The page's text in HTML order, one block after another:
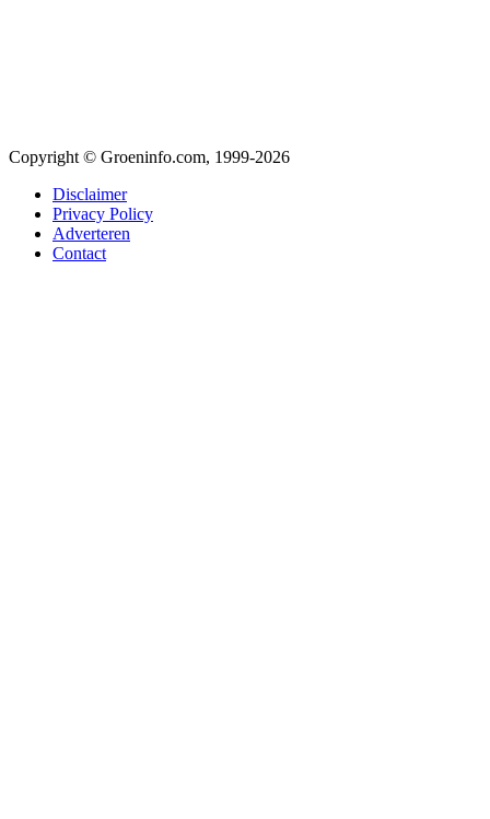
Copyright © Groeninfo.com, 1999-2026
Disclaimer
Privacy Policy
Adverteren
Contact